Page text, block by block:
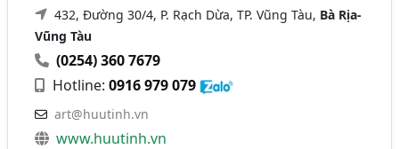
432, Đường 30/4, P. Rạch Dừa, TP. Vũng Tàu, Bà Rịa-
Vũng Tàu
(0254) 360 7679
Hotline:0916 979 079
art@huutinh.vn
www.huutinh.vn